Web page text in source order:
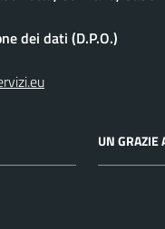
dei dati (D.P.O.)
UN GRAZIE